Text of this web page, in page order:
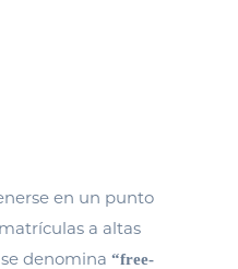
en un punto
a altas
denomina “free-